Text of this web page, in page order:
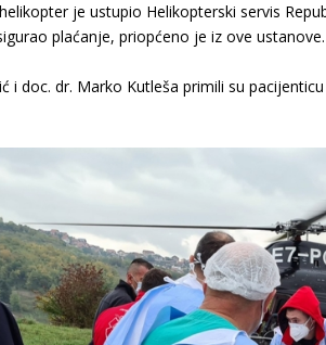
je ustupio Helikopterski servis
plaćanje, priopćeno je iz ove ustanove.
i doc. dr. Marko Kutleša primili su